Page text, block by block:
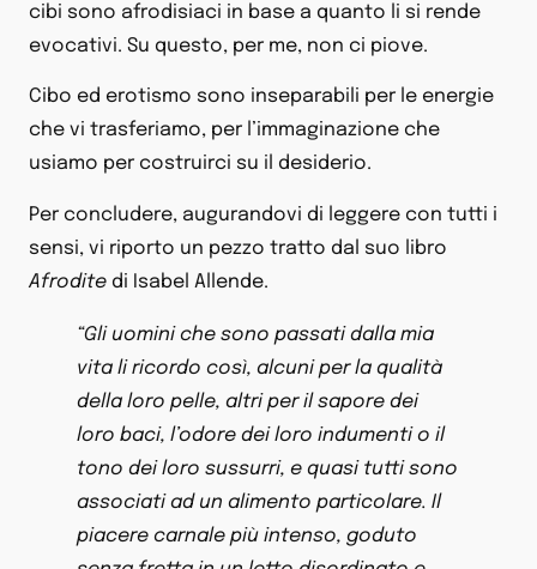
cibi sono afrodisiaci in base a quanto li si rende
evocativi. Su questo, per me, non ci piove.
Cibo ed erotismo sono inseparabili per le energie
che vi trasferiamo, per l’immaginazione che
usiamo per costruirci su il desiderio.
Per concludere, augurandovi di leggere con tutti i
sensi, vi riporto un pezzo tratto dal suo libro
Afrodite di Isabel Allende.
“Gli uomini che sono passati dalla mia
vita li ricordo così, alcuni per la qualità
della loro pelle, altri per il sapore dei
loro baci, l’odore dei loro indumenti o il
tono dei loro sussurri, e quasi tutti sono
associati ad un alimento particolare. Il
piacere carnale più intenso, goduto